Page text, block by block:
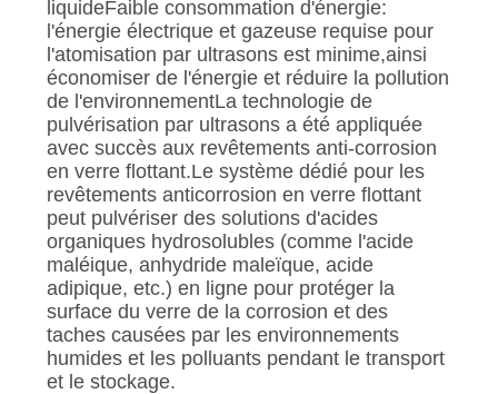
liquideFaible consommation d'énergie:
l'énergie électrique et gazeuse requise pour
l'atomisation par ultrasons est minime,ainsi
économiser de l'énergie et réduire la pollution
de l'environnementLa technologie de
pulvérisation par ultrasons a été appliquée
avec succès aux revêtements anti-corrosion
en verre flottant.Le système dédié pour les
revêtements anticorrosion en verre flottant
peut pulvériser des solutions d'acides
organiques hydrosolubles (comme l'acide
maléique, anhydride maleïque, acide
adipique, etc.) en ligne pour protéger la
surface du verre de la corrosion et des
taches causées par les environnements
humides et les polluants pendant le transport
et le stockage.